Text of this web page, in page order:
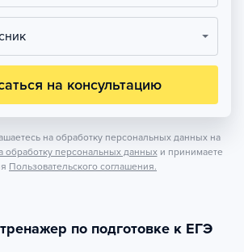
на консультацию
на обработку персональных данных на
обработку персональных данных и принимаете
Пользовательского соглашения.
по подготовке к ЕГЭ